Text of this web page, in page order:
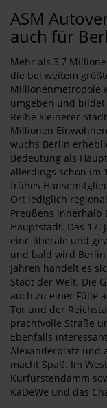
ASM
auch für
Mehr als 3,7
die bei weitem
Millionenmetropole
umgeben und
Reihe kleinerer
Millionen
wuchs Berlin
Bedeutung als
allerdings schon im
frühes
Ort lediglich
Preußens innerhalb
Hauptstadt. Das
eine liberale und
und bald wird
Jahren handelt es
Stadt der Welt. Die
auch zu einer Fülle
Tor und der
prachtvolle Straße
Ebenfalls
Alexanderplatz und
macht Spaß. Im
Kurfürstendamm
KaDeWe und das